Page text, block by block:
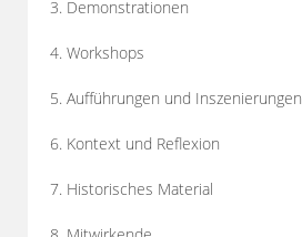
3. Demonstrationen
4. Workshops
5. Aufführungen und Inszenierungen
6. Kontext und Reflexion
7. Historisches Material